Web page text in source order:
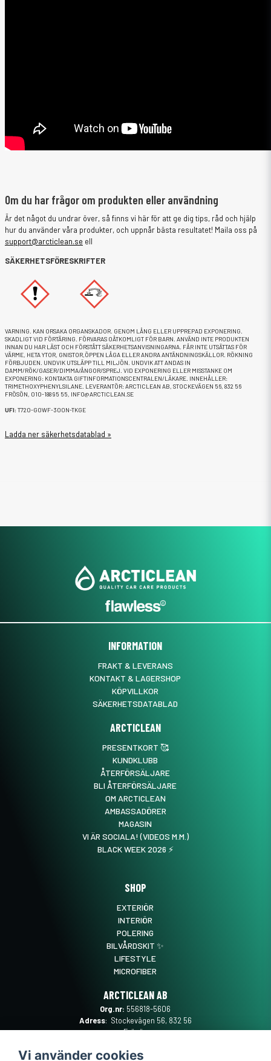
Om du har frågor om produkten eller användning
Är det något du undrar över, så finns vi här för att ge dig tips, råd och hjälp
hur du använder våra produkter, och uppnår bästa resultatet! Maila oss på
support@arcticlean.se ell
SÄKERHETSFÖRESKRIFTER
VARNING. KAN ORSAKA ORGANSKADOR. GENOM LÅNG ELLER UPPREPAD EXPONERING.
SKADLIGT VID FÖRTÄRING. FÖRVARAS OÅTKOMLIGT FÖR BARN. ANVÄND INTE PRODUKTEN
INNAN DU HAR LÄST OCH FÖRSTÅTT SÄKERHETSANVISNINGARNA. FÅR INTE UTSÄTTAS FÖR
VÄRME, HETA YTOR, GNISTOR,ÖPPEN LÅGA ELLER ANDRA ANTÄNDNINGSKÄLLOR. RÖKNING
FÖRBJUDEN. UNDVIK UTSLÄPP TILL MILJÖN. UNDVIK ATT ANDAS IN
DAMM/RÖK/GASER/DIMMA/ÅNGOR/SPREJ. VID EXPONERING ELLER MISSTANKE OM
EXPONERING: KONTAKTA GIFTINFORMATIONSCENTRALEN/LÄKARE. INNEHÅLLER:
TRIMETHOXYPHENYLSILANE. LEVERANTÖR: ARCTICLEAN AB, STOCKEVÄGEN 56, 832 56
FRÖSÖN, 010-188 95 55, INFO@ARCTICLEAN.SE
UFI: T720-G0WF-300N-TKGE
Ladda ner säkerhetsdatablad »
INFORMATION
FRAKT & LEVERANS
KONTAKT & LAGERSHOP
KÖPVILLKOR
SÄKERHETSDATABLAD
ARCTICLEAN
PRESENTKORT 🥰
KUNDKLUBB
ÅTERFÖRSÄLJARE
BLI ÅTERFÖRSÄLJARE
OM ARCTICLEAN
AMBASSADÖRER
MAGASIN
VI ÄR SOCIALA! (VIDEOS M.M.)
BLACK WEEK 2026 ⚡️
SHOP
EXTERIÖR
INTERIÖR
POLERING
BILVÅRDSKIT ✨
LIFESTYLE
MICROFIBER
ARCTICLEAN AB
Org.nr: 556818-5606
Adress: Stockevägen 56, 832 56
Frösön
Telefon:0101889555
Vi använder cookies